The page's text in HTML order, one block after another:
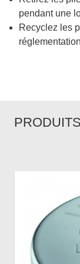
pendant une
Recyclez les